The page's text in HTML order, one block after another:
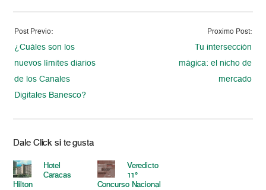
Post Previo:
¿Cuáles son los
nuevos límites diarios
de los Canales
Digitales Banesco?
Proximo Post:
Tu intersección
mágica: el nicho de
mercado
Dale Click si te gusta
Hotel
Caracas
Hilton
Veredicto
11°
Concurso Nacional